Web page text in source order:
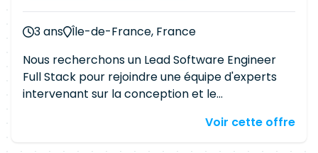
3 ans Île-de-France, France
Nous recherchons un Lead Software Engineer
Full Stack pour rejoindre une équipe d'experts
intervenant sur la conception et le
d'observabilité innovante au sein d'unVoir cette offre